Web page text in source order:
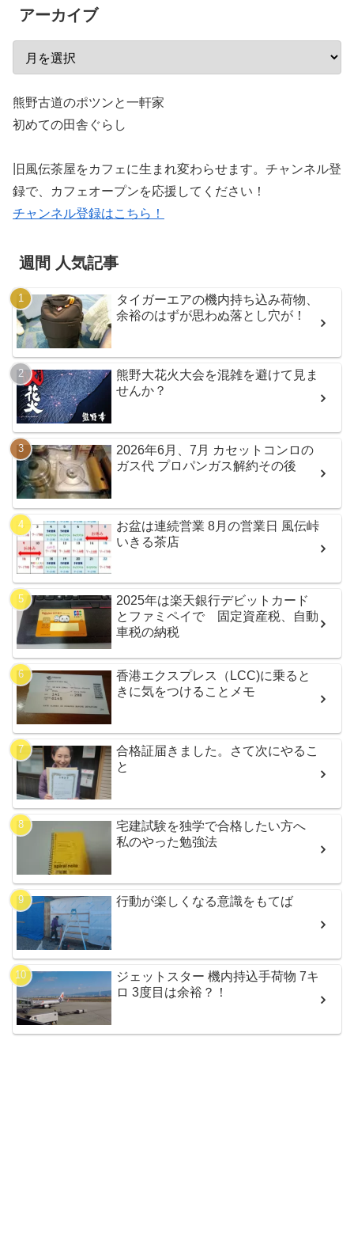
アーカイブ
熊野古道のポツンと一軒家
初めての田舎ぐらし
旧風伝茶屋をカフェに生まれ変わらせます。チャンネル登
録で、カフェオープンを応援してください！
チャンネル登録はこちら！
週間 人気記事
タイガーエアの機内持ち込み荷物、
余裕のはずが思わぬ落とし穴が！
熊野大花火大会を混雑を避けて見ま
せんか？
2026年6月、7月 カセットコンロの
ガス代 プロパンガス解約その後
お盆は連続営業 8月の営業日 風伝峠
いきる茶店
2025年は楽天銀行デビットカード
とファミペイで 固定資産税、自動
車税の納税
香港エクスプレス（LCC)に乗ると
きに気をつけることメモ
合格証届きました。さて次にやるこ
と
宅建試験を独学で合格したい方へ
私のやった勉強法
行動が楽しくなる意識をもてば
ジェットスター 機内持込手荷物 7キ
ロ 3度目は余裕？！